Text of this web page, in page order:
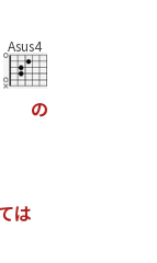
Asus4
の
は